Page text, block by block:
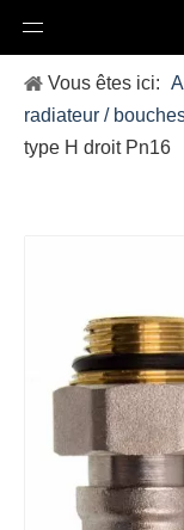
Vous êtes ici:
radiateur /
type H droit Pn16